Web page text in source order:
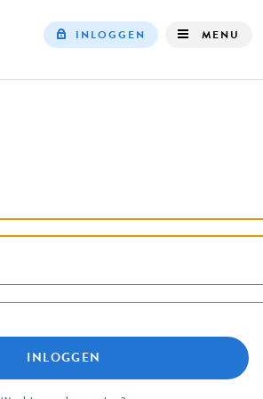
INLOGGEN MENU
INLOGGEN